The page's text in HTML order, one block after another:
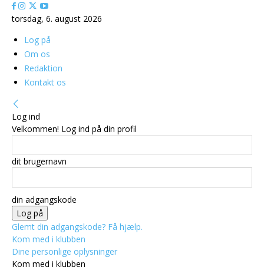
torsdag, 6. august 2026
Log på
Om os
Redaktion
Kontakt os
Log ind
Velkommen! Log ind på din profil
dit brugernavn
din adgangskode
Glemt din adgangskode? Få hjælp.
Kom med i klubben
Dine personlige oplysninger
Kom med i klubben